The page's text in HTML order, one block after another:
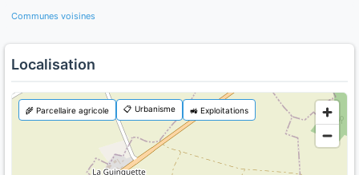
Communes voisines
Localisation
🌾 Parcellaire agricole 📋 Urbanisme 🚜 Exploitations